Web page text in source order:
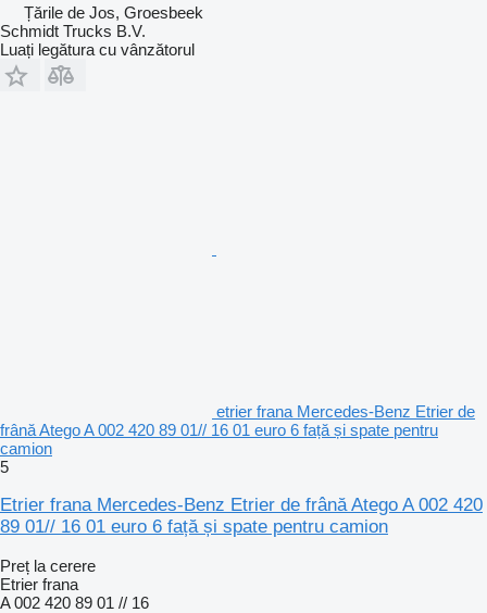
Țările de Jos, Groesbeek
Schmidt Trucks B.V.
Luați legătura cu vânzătorul
etrier frana Mercedes-Benz Etrier de
frână Atego A 002 420 89 01// 16 01 euro 6 față și spate pentru
camion
5
Etrier frana Mercedes-Benz Etrier de frână Atego A 002 420
89 01// 16 01 euro 6 față și spate pentru camion
Preț la cerere
Etrier frana
A 002 420 89 01 // 16